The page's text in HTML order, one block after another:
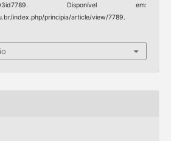
Disponível em:
index.php/principia/article/view/7789.